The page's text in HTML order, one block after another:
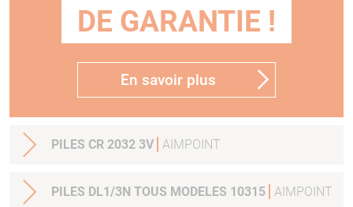
DE GARANTIE !
En savoir plus
PILES CR 2032 3V AIMPOINT
PILES DL1/3N TOUS MODELES 10315 AIMPOINT